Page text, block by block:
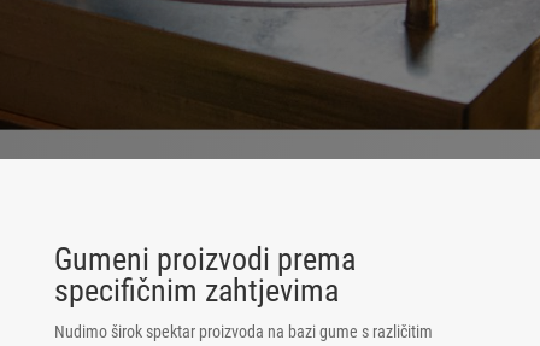
Gumeni proizvodi prema
specifičnim zahtjevima
Nudimo širok spektar proizvoda na bazi gume s različitim